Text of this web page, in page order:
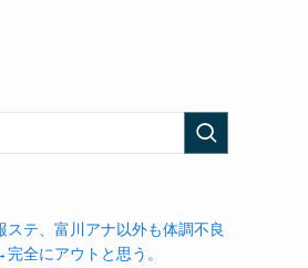
ステ、富川アナ以外も体調不良
完全にアウトと思う。